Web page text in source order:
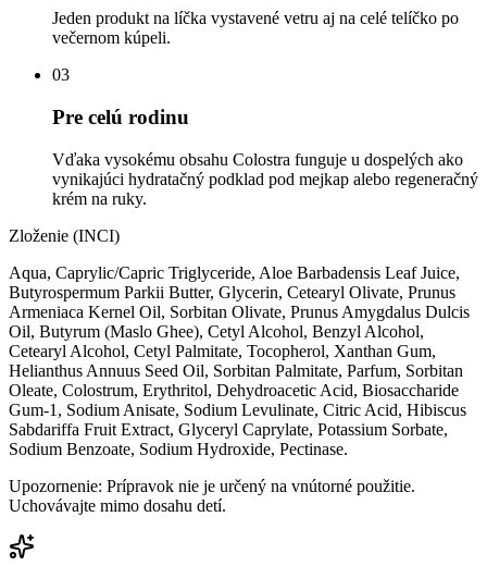
Jeden produkt na líčka vystavené vetru aj na celé telíčko po
večernom kúpeli.
03
Pre celú rodinu
Vďaka vysokému obsahu Colostra funguje u dospelých ako
vynikajúci hydratačný podklad pod mejkap alebo regeneračný
krém na ruky.
Zloženie (INCI)
Aqua, Caprylic/Capric Triglyceride, Aloe Barbadensis Leaf Juice,
Butyrospermum Parkii Butter, Glycerin, Cetearyl Olivate, Prunus
Armeniaca Kernel Oil, Sorbitan Olivate, Prunus Amygdalus Dulcis
Oil, Butyrum (Maslo Ghee), Cetyl Alcohol, Benzyl Alcohol,
Cetearyl Alcohol, Cetyl Palmitate, Tocopherol, Xanthan Gum,
Helianthus Annuus Seed Oil, Sorbitan Palmitate, Parfum, Sorbitan
Oleate, Colostrum, Erythritol, Dehydroacetic Acid, Biosaccharide
Gum-1, Sodium Anisate, Sodium Levulinate, Citric Acid, Hibiscus
Sabdariffa Fruit Extract, Glyceryl Caprylate, Potassium Sorbate,
Sodium Benzoate, Sodium Hydroxide, Pectinase.
Upozornenie: Prípravok nie je určený na vnútorné použitie.
Uchovávajte mimo dosahu detí.